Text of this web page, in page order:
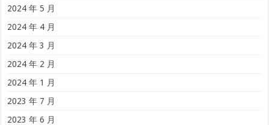
2024 年 5 月
2024 年 4 月
2024 年 3 月
2024 年 2 月
2024 年 1 月
2023 年 7 月
2023 年 6 月